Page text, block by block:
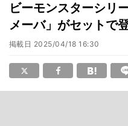
ビーモンスターシリ
メーバ」がセットで
掲載日 2025/04/18 16:30